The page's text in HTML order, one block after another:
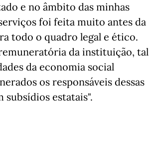
e no âmbito das minhas
foi feita muito antes da
todo o quadro legal e ético.
da instituição, tal
da economia social
os responsáveis dessas
estatais".